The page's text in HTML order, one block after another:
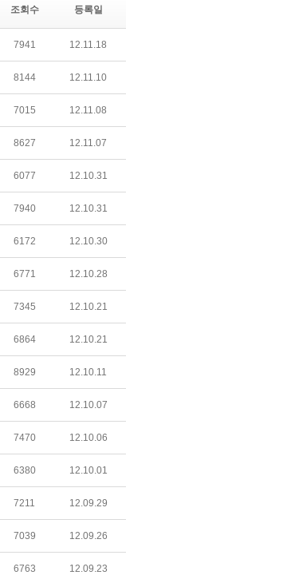
조회수 등록일
7941 12.11.18
8144 12.11.10
7015 12.11.08
8627 12.11.07
6077 12.10.31
7940 12.10.31
6172 12.10.30
6771 12.10.28
7345 12.10.21
6864 12.10.21
8929 12.10.11
6668 12.10.07
7470 12.10.06
6380 12.10.01
7211 12.09.29
7039 12.09.26
6763 12.09.23